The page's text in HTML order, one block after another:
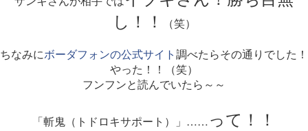
し！！
（笑）
ちなみにボーダフォンの公式サイト調べたらその通りでした！
やった！！（笑）
フンフンと読んでいたら～～
「斬鬼（トドロキサポート）」……って！！